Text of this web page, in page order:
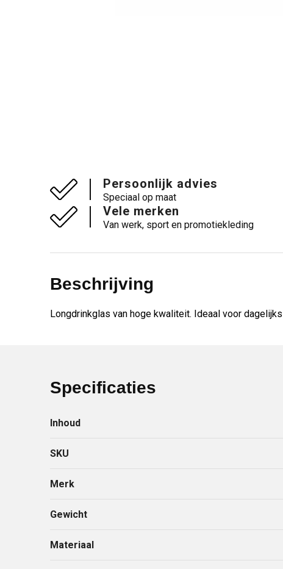
Persoonlijk advies
Speciaal op maat
Vele merken
Van werk, sport en promotiekleding
Beschrijving
Longdrinkglas van hoge kwaliteit. Ideaal voor
Specificaties
Inhoud
SKU
Merk
Gewicht
Materiaal